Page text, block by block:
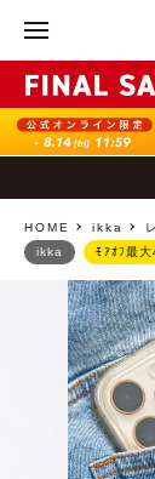
HOME ikka
ikka ﾓｱｵﾌ最